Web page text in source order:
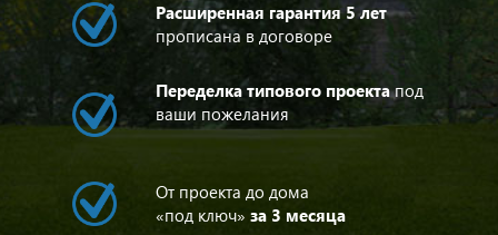
Расширенная гарантия 5 лет
прописана в договоре
Переделка типового проектапод
ваши пожелания
От проекта до дома
«под ключ» за 3 месяца